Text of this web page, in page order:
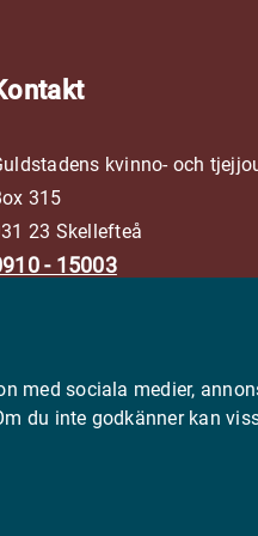
med sociala medier,
du inte godkänner kan
kvinno- och
315
23 Skellefteå
- 15003